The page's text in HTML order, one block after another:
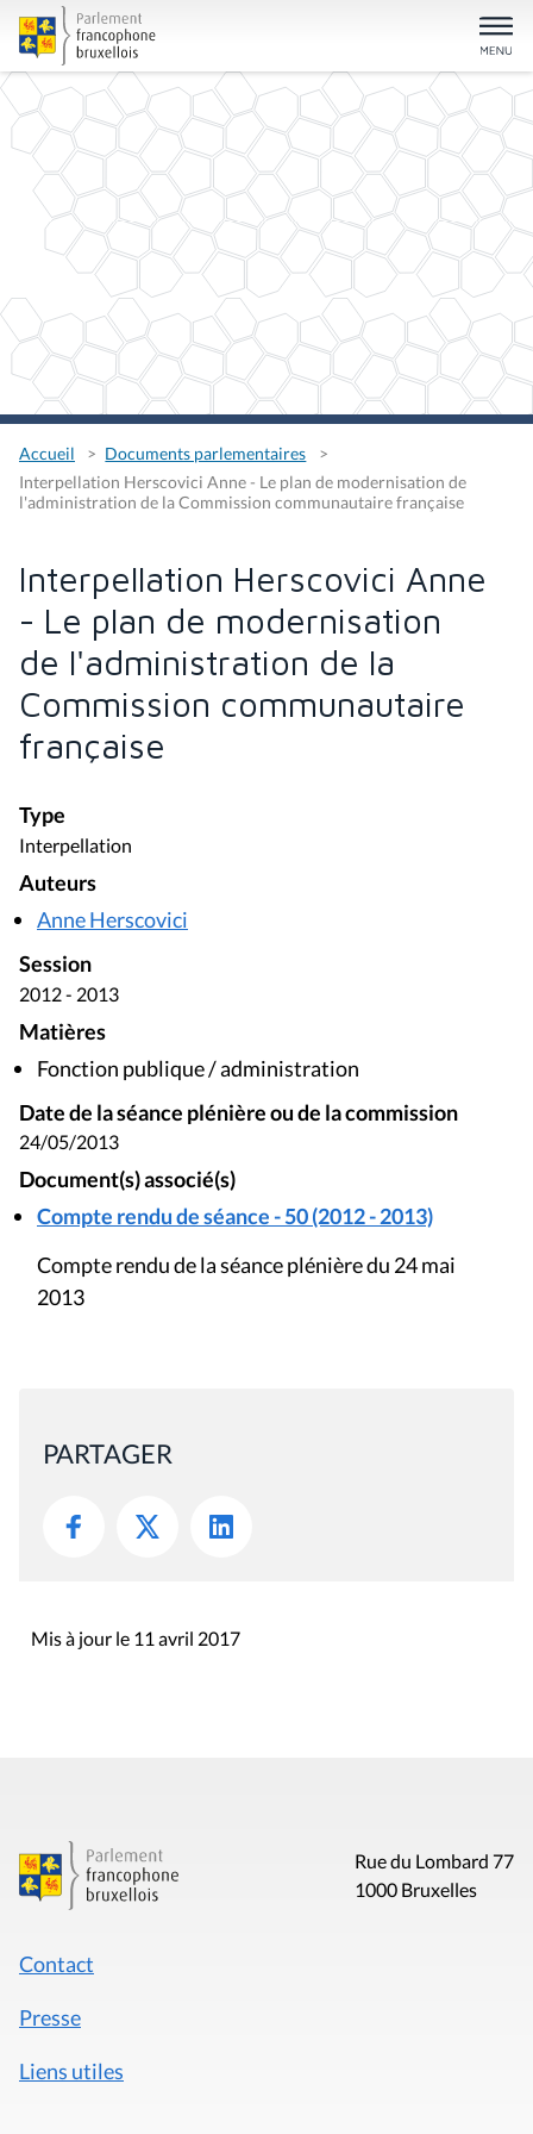
Accueil
Documents parlementaires
Interpellation Herscovici Anne - Le plan de modernisation de
l'administration de la Commission communautaire française
Interpellation Herscovici Anne
- Le plan de modernisation
de l'administration de la
Commission communautaire
française
Type
Interpellation
Auteurs
Anne Herscovici
Session
2012 - 2013
Matières
Fonction publique / administration
Date de la séance plénière ou de la commission
24/05/2013
Document(s) associé(s)
Compte rendu de séance - 50 (2012 - 2013)
Compte rendu de la séance plénière du 24 mai
2013
PARTAGER
Mis à jour le 11 avril 2017
Rue du Lombard 77
1000 Bruxelles
Contact
Presse
Liens utiles